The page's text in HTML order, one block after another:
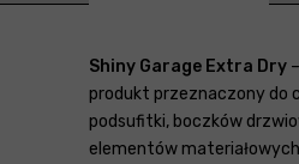
Shiny Garage Extra Dry
produkt przeznaczony do
podsufitki, boczków
elementów